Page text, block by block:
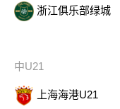
浙江俱乐部绿城
中U21
上海海港U21